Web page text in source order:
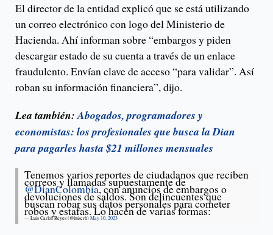
El director de la entidad explicó que se está utilizando
un correo electrónico con logo del Ministerio de
Hacienda. Ahí informan sobre “embargos y piden
descargar estado de su cuenta a través de un enlace
fraudulento. Envían clave de acceso “para validar”. Así
roban su información financiera”, dijo.
Lea también:Abogados, programadores y
economistas: los profesionales que busca la Dian
para pagarles hasta $21 millones mensuales
Tenemos varios reportes de ciudadanos que reciben
correos y llamadas supuestamente de
@DianColombia, con anuncios de embargos o
devoluciones de saldos. Son delincuentes que
buscan robar sus datos personales para cometer
robos y estafas. Lo hacen de varias formas:
— Luis Carlos Reyes (@luiscrh) May 10, 2023